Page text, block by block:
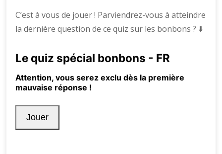
C’est à vous de jouer ! Parviendrez-vous à atteindre
la dernière question de ce quiz sur les bonbons ? ⬇️